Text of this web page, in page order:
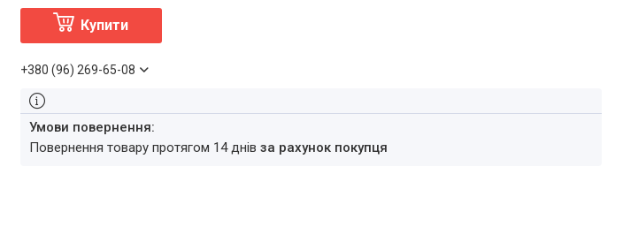
Купити
+380 (96) 269-65-08
повернення товару протягом 14 днів за рахунок покупця